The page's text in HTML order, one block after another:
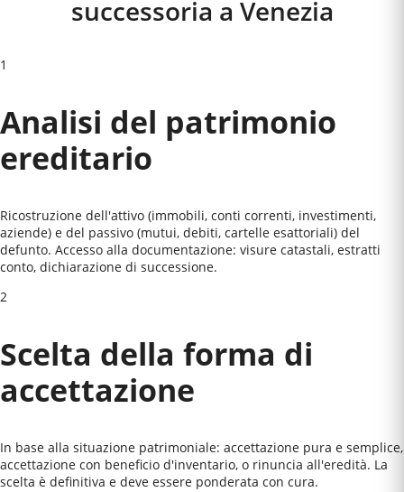
successoria a Venezia
1
Analisi del patrimonio
ereditario
Ricostruzione dell'attivo (immobili, conti correnti, investimenti,
aziende) e del passivo (mutui, debiti, cartelle esattoriali) del
defunto. Accesso alla documentazione: visure catastali, estratti
conto, dichiarazione di successione.
2
Scelta della forma di
accettazione
In base alla situazione patrimoniale: accettazione pura e semplice,
accettazione con beneficio d'inventario, o rinuncia all'eredità. La
scelta è definitiva e deve essere ponderata con cura.